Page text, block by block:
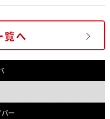
覧へ
バー